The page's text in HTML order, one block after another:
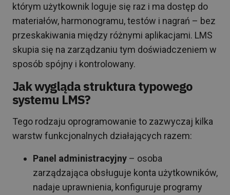
którym użytkownik loguje się raz i ma dostęp do
materiałów, harmonogramu, testów i nagrań – bez
przeskakiwania między różnymi aplikacjami. LMS
skupia się na zarządzaniu tym doświadczeniem w
sposób spójny i kontrolowany.
Jak wygląda struktura typowego
systemu LMS?
Tego rodzaju oprogramowanie to zazwyczaj kilka
warstw funkcjonalnych działających razem:
Panel administracyjny – osoba
zarządzająca obsługuje konta użytkowników,
nadaje uprawnienia, konfiguruje programy